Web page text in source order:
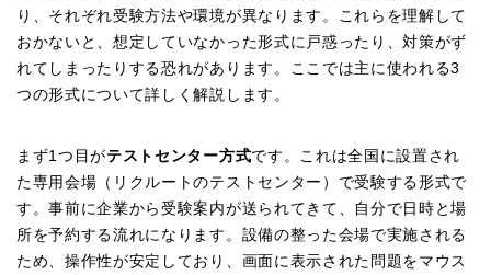
り、それぞれ受験方法や環境が異なります。これらを理解して
おかないと、想定していなかった形式に戸惑ったり、対策がず
れてしまったりする恐れがあります。ここでは主に使われる3
つの形式について詳しく解説します。
まず1つ目がテストセンター方式です。これは全国に設置され
た専用会場（リクルートのテストセンター）で受験する形式で
す。事前に企業から受験案内が送られてきて、自分で日時と場
所を予約する流れになります。設備の整った会場で実施される
ため、操作性が安定しており、画面に表示された問題をマウス